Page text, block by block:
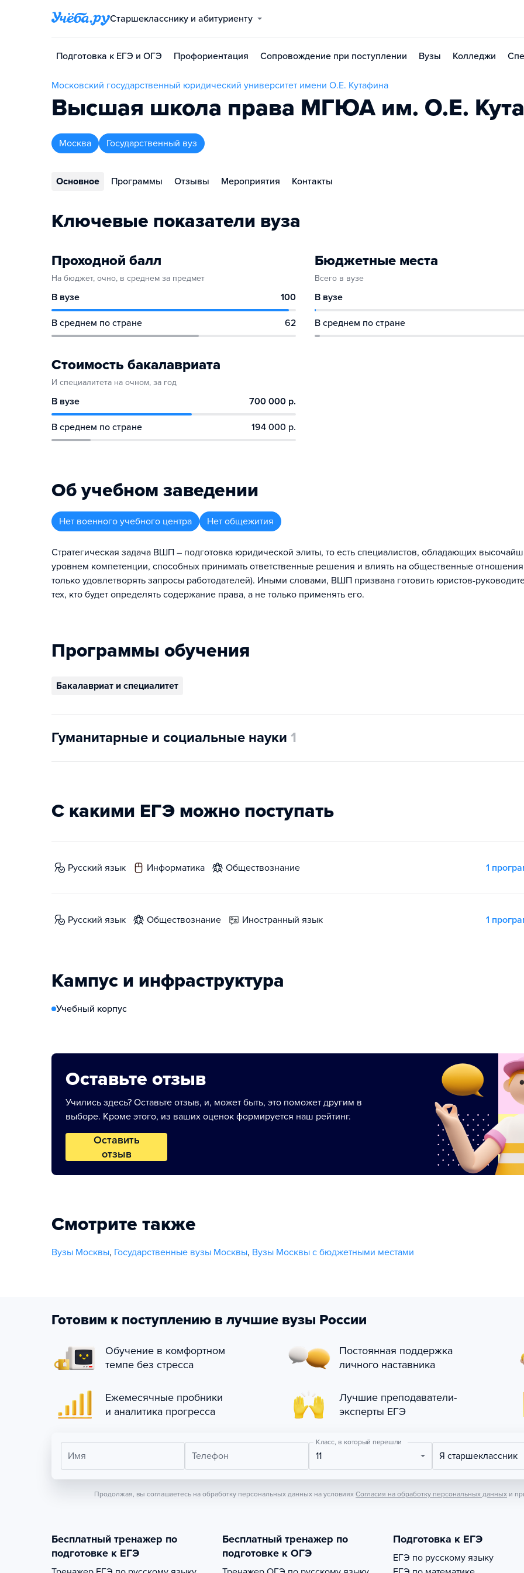
Старшекласснику и абитуриенту
Подготовка к ЕГЭ и ОГЭ Профориентация Сопровождение при поступлении Вузы Колледжи
Московский государственный юридический университет имени О.Е. Кутафина
Высшая школа права МГЮА им. О.Е.
Москва Государственный вуз
Основное Программы Отзывы Мероприятия Контакты
Ключевые показатели вуза
Проходной балл
На бюджет, очно, в среднем за предмет
В вузе 100
В среднем по стране 62
Бюджетные места
Всего в вузе
В вузе
В среднем по стране
Стоимость бакалавриата
И специалитета на очном, за год
В вузе 700 000 р.
В среднем по стране 194 000 р.
Об учебном заведении
Нет военного учебного центра Нет общежития
Стратегическая задача ВШП – подготовка юридической элиты, то есть специалистов, обладающих
уровнем компетенции, способных принимать ответственные решения и влиять на общественные
только удовлетворять запросы работодателей). Иными словами, ВШП призвана готовить юристов-
тех, кто будет определять содержание права, а не только применять его.
Программы обучения
Бакалавриат и специалитет
Гуманитарные и социальные науки 1
С какими ЕГЭ можно поступать
русский язык информатика обществознание 1
русский язык обществознание иностранный язык 1
Кампус и инфраструктура
Учебный корпус
Оставьте отзыв
Учились здесь? Оставьте отзыв, и, может быть, это поможет другим в
выборе. Кроме этого, из ваших оценок формируется наш рейтинг.
Оставить
отзыв
Смотрите также
Вузы Москвы, Государственные вузы Москвы, Вузы Москвы с бюджетными местами
Готовим к поступлению в лучшие вузы России
Обучение в комфортном
темпе без стресса
Постоянная поддержка
личного наставника
Ежемесячные пробники
и аналитика прогресса
Лучшие преподаватели-
эксперты ЕГЭ
Имя Телефон
Класс, в который перешли
11 Я старшеклассник
Продолжая, вы соглашаетесь на обработку персональных данных на условиях Согласия на обработку персональных данных и
Бесплатный тренажер по
подготовке к ЕГЭ
Бесплатный тренажер по
подготовке к ОГЭ
Подготовка к ЕГЭ
ЕГЭ по русскому языку